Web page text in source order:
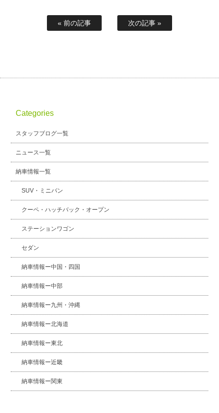
« 前の記事 次の記事 »
Categories
スタッフブログ一覧
ニュース一覧
納車情報一覧
SUV・ミニバン
クーペ・ハッチバック・オープン
ステーションワゴン
セダン
納車情報ー中国・四国
納車情報ー中部
納車情報ー九州・沖縄
納車情報ー北海道
納車情報ー東北
納車情報ー近畿
納車情報ー関東